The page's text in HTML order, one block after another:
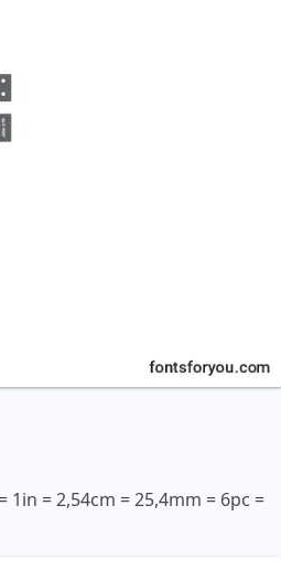
= 2,54cm = 25,4mm = 6pc =